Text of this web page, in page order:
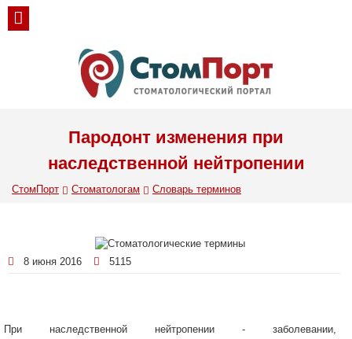
Пародонт изменения при
наследственной нейтропении
СтомПорт Стоматологам Словарь терминов
8 июня 2016 5115
При наследственной нейтропении - заболевании,